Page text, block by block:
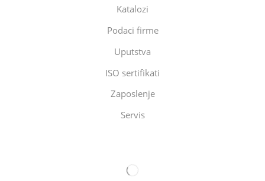
Katalozi
Podaci firme
Uputstva
ISO sertifikati
Zaposlenje
Servis